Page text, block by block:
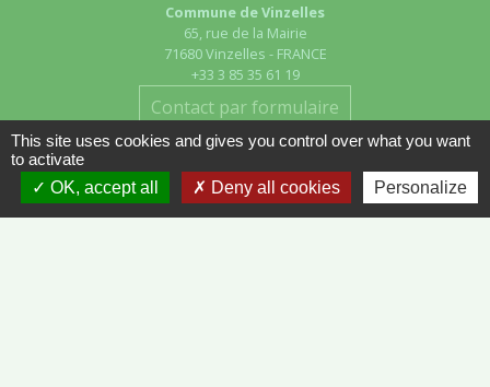
Commune de Vinzelles
65, rue de la Mairie
71680 Vinzelles - FRANCE
+33 3 85 35 61 19
Contact par formulaire
This site uses cookies and gives you control over what you want
to activate
OK, accept all
Deny all cookies Personalize